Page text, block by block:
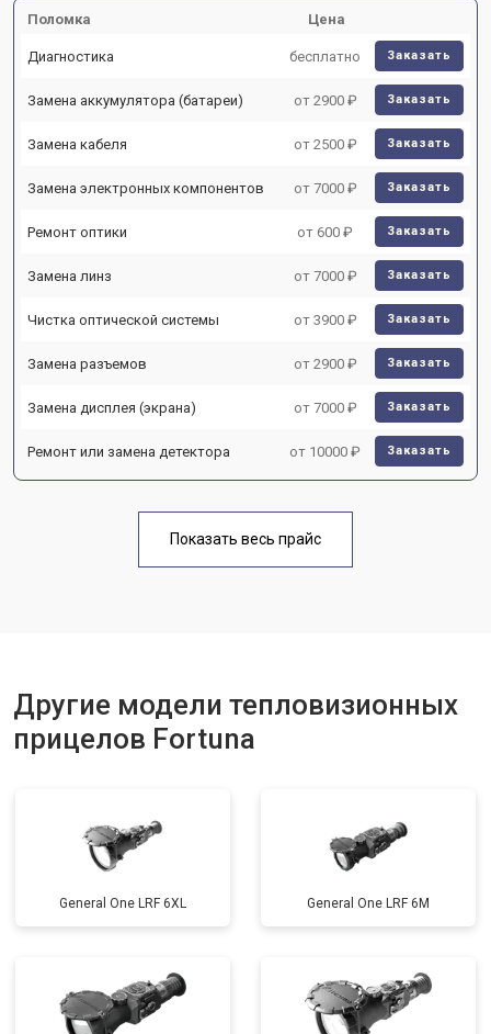
Поломка Цена
Диагностика бесплатно Заказать
Замена аккумулятора (батареи) от 2900 ₽ Заказать
Замена кабеля от 2500 ₽ Заказать
Замена электронных компонентов от 7000 ₽ Заказать
Ремонт оптики от 600 ₽ Заказать
Замена линз от 7000 ₽ Заказать
Чистка оптической системы от 3900 ₽ Заказать
Замена разъемов от 2900 ₽ Заказать
Замена дисплея (экрана) от 7000 ₽ Заказать
Ремонт или замена детектора от 10000 ₽ Заказать
Показать весь прайс
Другие модели тепловизионных
прицелов Fortuna
General One LRF 6XL General One LRF 6M